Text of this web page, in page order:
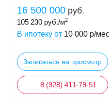
16 500 000 руб.
105 230 руб./м2
В ипотеку от 10 000 р/мес
Записаться на просмотр
8 (928) 411-79-51